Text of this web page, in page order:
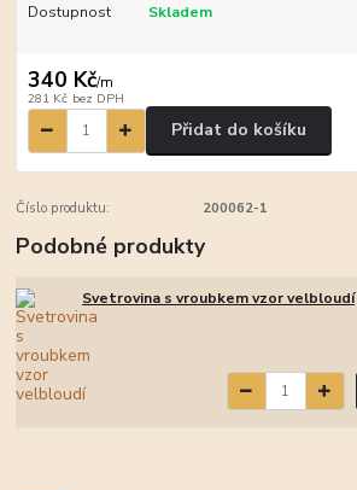
Dostupnost Skladem
340 Kč/m
281 Kč bez DPH
Přidat do košíku
Číslo produktu: 200062-1
Podobné produkty
Svetrovina s vroubkem vzor velbloudí